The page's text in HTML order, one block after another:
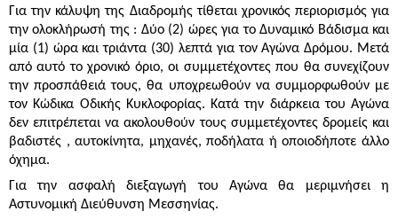
Για την κάλυψη της Διαδρομής τίθεται χρονικός περιορισμός για
την ολοκλήρωσή της : Δύο (2) ώρες για το Δυναμικό Βάδισμα και
μία (1) ώρα και τριάντα (30) λεπτά για τον Αγώνα Δρόμου. Μετά
από αυτό το χρονικό όριο, οι συμμετέχοντες που θα συνεχίζουν
την προσπάθειά τους, θα υποχρεωθούν να συμμορφωθούν με
τον Κώδικα Οδικής Κυκλοφορίας. Κατά την διάρκεια του Αγώνα
δεν επιτρέπεται να ακολουθούν τους συμμετέχοντες δρομείς και
βαδιστές , αυτοκίνητα, μηχανές, ποδήλατα ή οποιοδήποτε άλλο
όχημα.
Για την ασφαλή διεξαγωγή του Αγώνα θα μεριμνήσει η
Αστυνομική Διεύθυνση Μεσσηνίας.